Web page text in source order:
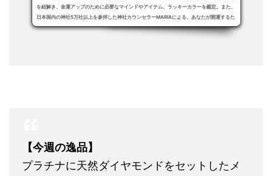
を紐解き、金運アップのために必要なマインドやアイテム、ラッキーカラーを鑑定。また、
日本国内の神社5万社以上を参拝した神社カウンセラーMARIAによる、あなたが開運するた
め...
【今週の逸品】
プラチナに天然ダイヤモンドをセットしたメ